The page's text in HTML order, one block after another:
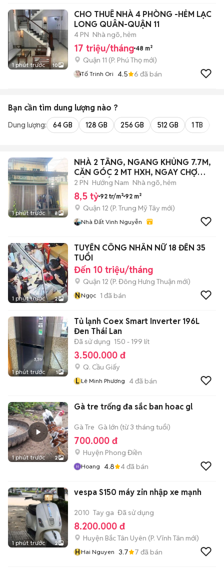
1 phút trước 10
CHO THUÊ NHÀ 4 PHÒNG -HẺM LẠC
LONG QUÂN-QUẬN 11
4 PN Nhà ngõ, hẻm
17 triệu/tháng 48 m²
Quận 11 (P. Phú Thọ mới)
Tố Trinh Ori 4.5 6 đã bán
Bạn cần tìm dung lượng nào ?
Dung lượng: 64 GB 128 GB 256 GB 512 GB 1 TB
1 phút trước 8
NHÀ 2 TẦNG, NGANG KHỦNG 7.7M,
CĂN GÓC 2 MT HXH, NGAY CHỢ
ĐÔNG BẮC,
2 PN Hướng Nam Nhà ngõ, hẻm
8,5 tỷ 92 tr/m² 92 m²
Quận 12 (P. Trung Mỹ Tây mới)
Nhà Đất Vinh Nguyễn
1 phút trước 2
TUYỂN CÔNG NHÂN NỮ 18 ĐẾN 35
TUỔI
Đến 10 triệu/tháng
Quận 12 (P. Đông Hưng Thuận mới)
NNgọc 1 đã bán
1 phút trước 1
Tủ lạnh Coex Smart Inverter 196L
Đen Thái Lan
Đã sử dụng 150 - 199 lít
3.500.000 đ
Q. Cầu Giấy
L Lê Minh Phương 4đã bán
1 phút trước 2
Gà tre trống đa sắc ban hoac gl
Gà Tre Gà lớn (từ 3 tháng tuổi)
700.000 đ
Huyện Phong Điền
Hoang 4.8 4đã bán
1 phút trước 2
vespa S150 máy zin nhập xe mạnh
2010 Tay ga Đã sử dụng
8.200.000 đ
Huyện Bắc Tân Uyên (P. Vĩnh Tân mới)
HHai Nguyen 3.7 7 đã bán